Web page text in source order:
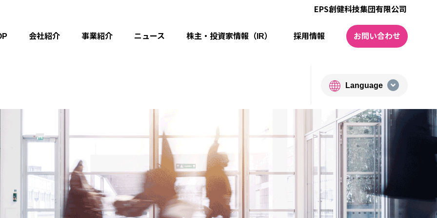
EPS創健科技集団有限公司
会社紹介 事業紹介 ニュース 株主・投資家情報（IR） 採⽤情報 お問い合わせ